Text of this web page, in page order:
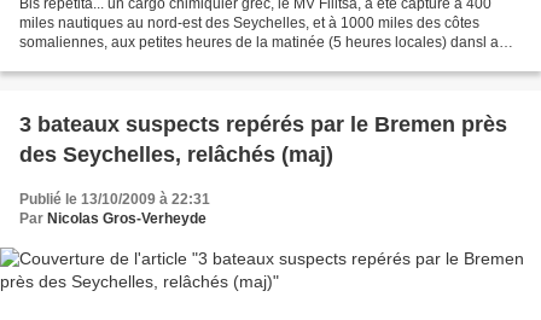
Bis repetita... un cargo chimiquier grec, le MV Filitsa, a été capturé à 400
miles nautiques au nord-est des Seychelles, et à 1000 miles des côtes
somaliennes, aux petites heures de la matinée (5 heures locales) dansl a
3 bateaux suspects repérés par le Bremen près
des Seychelles, relâchés (maj)
Publié le 13/10/2009 à 22:31
Par Nicolas Gros-Verheyde